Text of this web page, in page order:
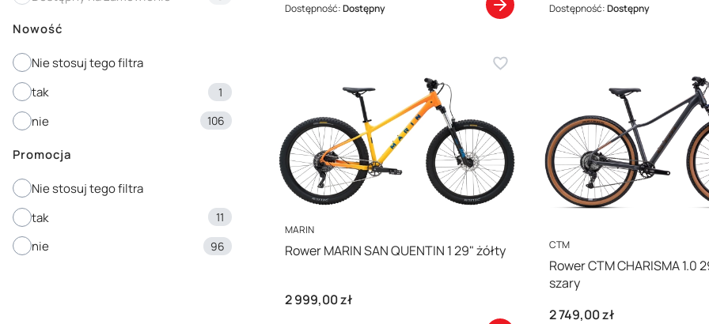
Nowość
Nie stosuj tego filtra
tak
1
nie 106
Promocja
Nie stosuj tego filtra
tak
11
nie 96
Dostępność:Dostępny Dostępność:Dostępny
PRODUCENT
MARIN
Rower MARIN SAN QUENTIN 1 29" żółty
Cena
2 999,00 zł
PRODUCENT
CTM
Rower CTM CHARISMA 1.0
szary
Cena
2 749,00 zł